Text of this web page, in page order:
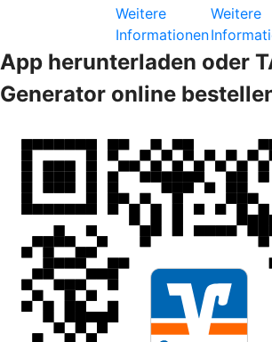
Weitere
Informationen
Weitere
App herunterladen oder
Generator online